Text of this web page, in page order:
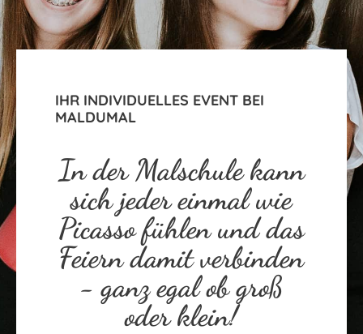
IHR INDIVIDUELLES EVENT BEI
MALDUMAL
In der Malschule kann
sich jeder einmal wie
Picasso fühlen und das
Feiern damit verbinden
- ganz egal ob groß
oder klein!